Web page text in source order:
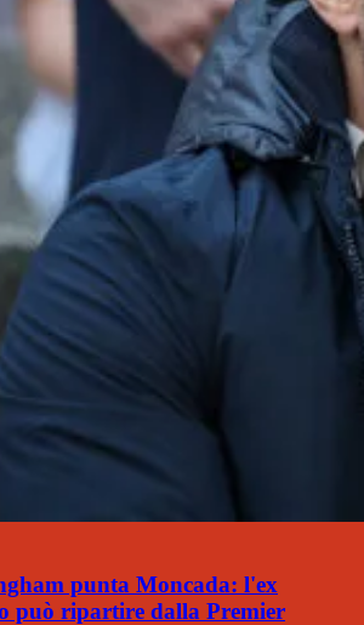
punta Moncada: l'ex
può ripartire dalla Premier